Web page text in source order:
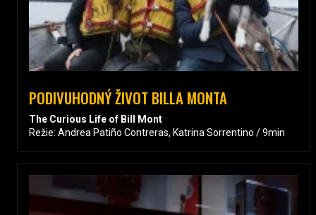
PODIVUHODNÝ ŽIVOT BILLA MONTA
The Curious Life of Bill Mont
Režie: Andrea Patiño Contreras, Katrina Sorrentino / 9min